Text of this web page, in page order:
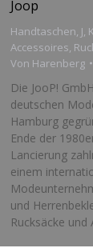
Joop
Handtaschen, J,
Accessoires,
Von Harenberg
Die JooP!
deutschen
Hamburg
Ende der
Lancierung
einem
und
Rucksäcke und